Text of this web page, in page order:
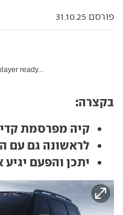
פורסם 31.10.25
ready...
בקצרה:
קיה מפרסמת
לראשונה גם עם
יתכן והפעם